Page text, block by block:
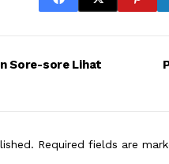
Sore-sore Lihat
Required fields are